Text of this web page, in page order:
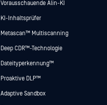
Vorausschauende Alin-KI
KI-Inhaltsprüfer
Metascan™ Multiscanning
Deep CDR™-Technologie
Dateityperkennung™
Proaktive DLP™
Adaptive Sandbox